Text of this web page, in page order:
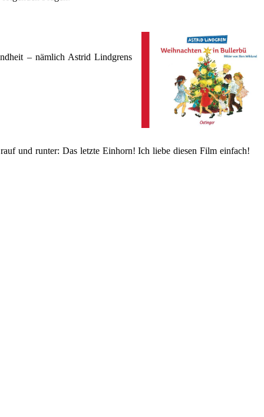
– nämlich Astrid Lindgrens
und runter: Das letzte Einhorn! Ich liebe diesen Film einfach!